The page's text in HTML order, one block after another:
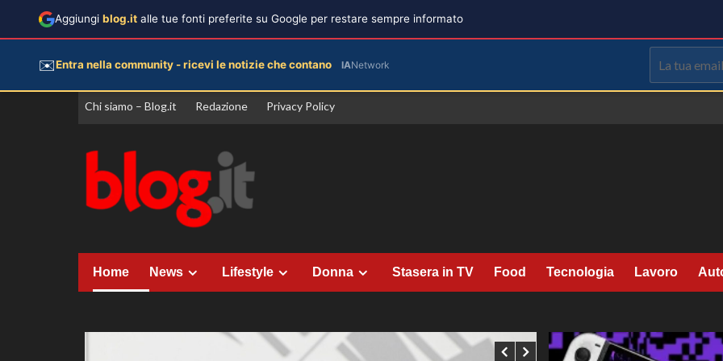
Vai
Chi siamo – Blog.it Redazione Privacy Policy
Home News Lifestyle Donna Stasera in TV Food Tecnologia Lavoro
Aggiungi blog.it alle tue fonti preferite su Google per restare sempre informato
✉️Entra nella community - ricevi le notizie che contano IANetwork